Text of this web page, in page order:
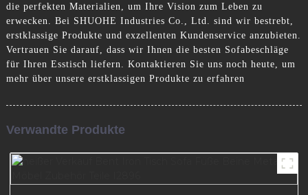
die perfekten Materialien, um Ihre Vision zum Leben zu
erwecken. Bei SHUOHE Industries Co., Ltd. sind wir bestrebt,
erstklassige Produkte und exzellenten Kundenservice anzubieten.
Vertrauen Sie darauf, dass wir Ihnen die besten Sofabeschläge
für Ihren Esstisch liefern. Kontaktieren Sie uns noch heute, um
mehr über unsere erstklassigen Produkte zu erfahren
Verwandte Produkte